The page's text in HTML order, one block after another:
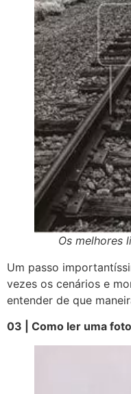
Os melhores
Um passo
vezes os cenários e
entender de que
03 | Como ler uma